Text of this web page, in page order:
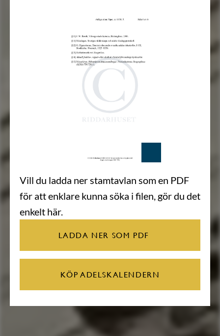
Vill du ladda ner stamtavlan som en PDF
för att enklare kunna söka i filen, gör du det
enkelt här.
LADDA NER SOM PDF
KÖP ADELSKALENDERN